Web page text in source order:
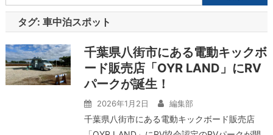
索:
タグ: 車中泊スポット
千葉県八街市にある電動キックボ
ード販売店「OYR LAND」にRV
パークが誕生！
2026年1月2日 編集部
千葉県八街市にある電動キックボード販売店